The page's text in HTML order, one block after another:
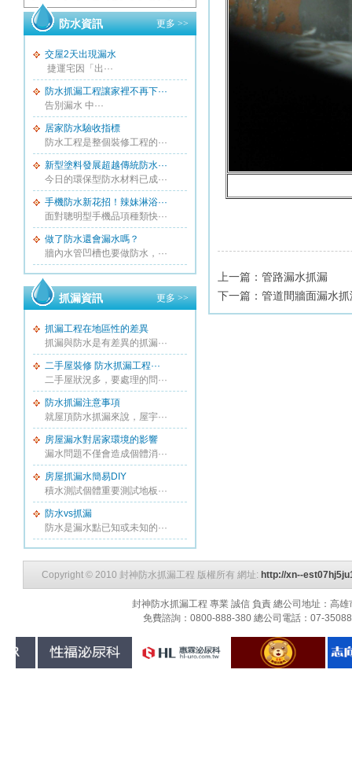
更多 >>
防水資訊
交屋2天出現漏水
捷運宅因「出···
防水抓漏工程讓家裡不再下···
告別漏水 中···
居家防水驗收指標
防水工程是整個裝修工程的···
新型塗料發展超越傳統防水···
今日的環保型防水材料已成···
手機防水新花招！辣妹淋浴···
面對聰明型手機品項種類快···
做了防水還會漏水嗎？
牆內水管凹槽也要做防水，···
更多 >>
抓漏資訊
抓漏工程在地區性的差異
抓漏與防水是有差異的抓漏···
二手屋裝修 防水抓漏工程···
二手屋狀況多，要處理的問···
防水抓漏注意事項
就屋頂防水抓漏來說，屋宇···
房屋漏水對居家環境的影響
漏水問題不僅會造成個體消···
房屋抓漏水簡易DIY
積水測試個體重要測試地板···
防水vs抓漏
防水是漏水點已知或未知的···
上一篇： 管路漏水抓漏
下一篇： 管道間牆面漏水抓
Copyright © 2010 封神防水抓漏工程 版權所有 網址: http://xn--
封神防水抓漏工程 專業 誠信 負責 總公司地址：高
免費諮詢：0800-888-380 總公司電話：07-